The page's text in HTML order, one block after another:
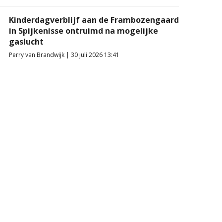
Kinderdagverblijf aan de Frambozengaard
in Spijkenisse ontruimd na mogelijke
gaslucht
Perry van Brandwijk | 30 juli 2026 13:41